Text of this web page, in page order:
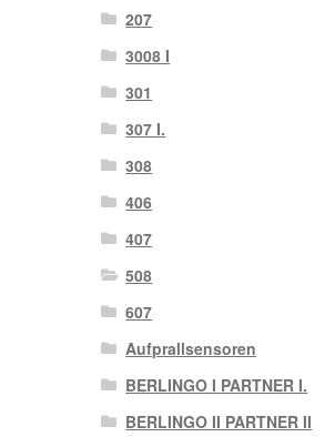
207
3008 I
301
307 I.
308
406
407
508
607
Aufprallsensoren
BERLINGO I PARTNER I.
BERLINGO II PARTNER II